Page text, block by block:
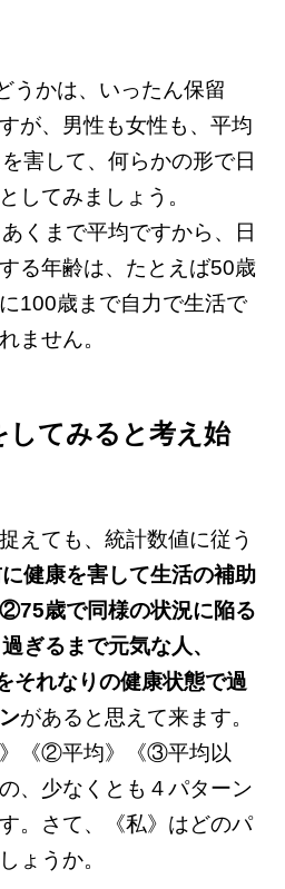
うかは、いったん保留
が、男性も女性も、平均
害して、何らかの形で日
してみましょう。
くまで平均ですから、日
る年齢は、たとえば50歳
100歳まで自力で生活で
ません。
してみると考え始
えても、統計数値に従う
健康を害して生活の補助
歳で同様の状況に陥る
ぎるまで元気な人、
れなりの健康状態で過
があると思えて来ます。
《②平均》《③平均以
、少なくとも４パターン
。さて、《私》はどのパ
ょうか。